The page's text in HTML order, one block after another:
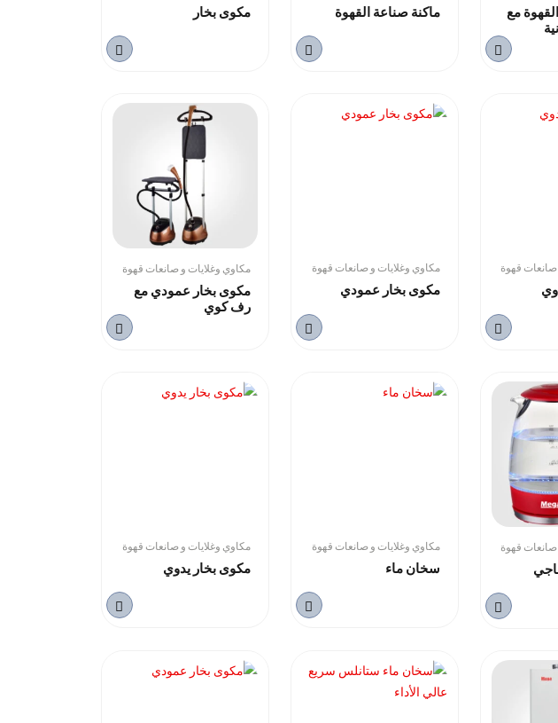
مع ماكنة صناعة القهوة مكوى بخار
صانعات قهوة مكاوي وغلايات و صانعات قهوة
مكوى بخار عمودي
مكاوي وغلايات و صانعات قهوة
مكوى بخار عمودي مع
رف كوي
صانعات قهوة مكاوي وغلايات و صانعات قهوة
سخان ماء
مكاوي وغلايات و صانعات قهوة
مكوى بخار يدوي